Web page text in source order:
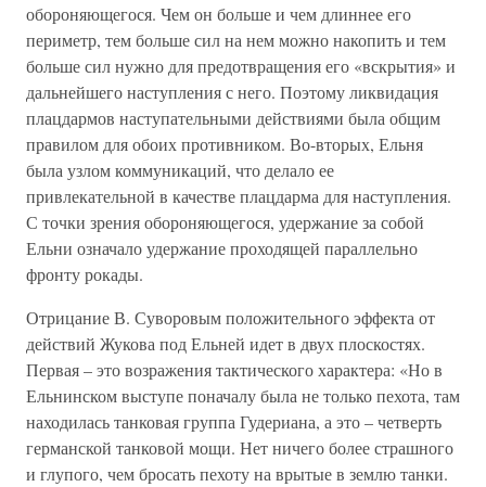
обороняющегося. Чем он больше и чем длиннее его
периметр, тем больше сил на нем можно накопить и тем
больше сил нужно для предотвращения его «вскрытия» и
дальнейшего наступления с него. Поэтому ликвидация
плацдармов наступательными действиями была общим
правилом для обоих противником. Во-вторых, Ельня
была узлом коммуникаций, что делало ее
привлекательной в качестве плацдарма для наступления.
С точки зрения обороняющегося, удержание за собой
Ельни означало удержание проходящей параллельно
фронту рокады.
Отрицание В. Суворовым положительного эффекта от
действий Жукова под Ельней идет в двух плоскостях.
Первая – это возражения тактического характера: «Но в
Ельнинском выступе поначалу была не только пехота, там
находилась танковая группа Гудериана, а это – четверть
германской танковой мощи. Нет ничего более страшного
и глупого, чем бросать пехоту на врытые в землю танки.